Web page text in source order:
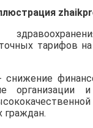
тарифов
организации и
граждан.